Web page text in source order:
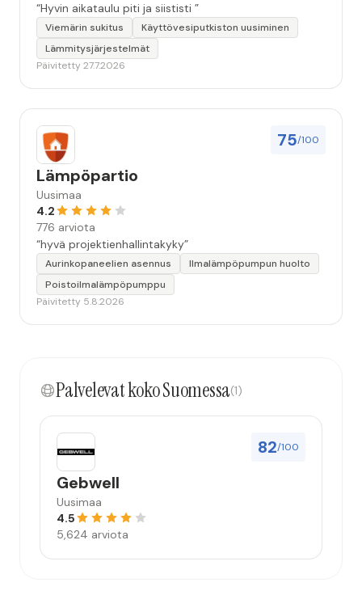
“Hyvin aikataulu piti ja siististi ”
Viemärin sukitus
Käyttövesiputkiston uusiminen
Lämmitysjärjestelmät
Päivitetty 27.7.2026
75/100
Lämpöpartio
Uusimaa
4.2
776 arviota
“hyvä projektienhallintakyky”
Aurinkopaneelien asennus
Ilmalämpöpumpun huolto
Poistoilmalämpöpumppu
Päivitetty 5.8.2026
Palvelevat koko Suomessa(1)
82/100
Gebwell
Uusimaa
4.5
5,624 arviota